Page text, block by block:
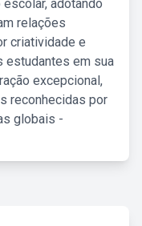
adotando
relações
criatividade e
estudantes em sua
excepcional,
reconhecidas por
globais -